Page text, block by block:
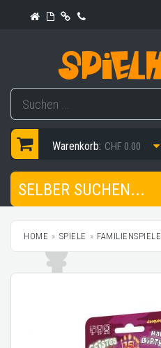
Warenkorb: CHF 0.00
SELBER SUCHEN...
HOME SPIELE FAMILIENSPIELE